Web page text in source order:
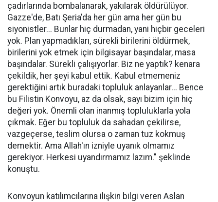
çadırlarında bombalanarak, yakılarak öldürülüyor.
Gazze'de, Batı Şeria'da her gün ama her gün bu
siyonistler... Bunlar hiç durmadan, yani hiçbir geceleri
yok. Plan yapmadıkları, sürekli birilerini öldürmek,
birilerini yok etmek için bilgisayar başındalar, masa
başındalar. Sürekli çalışıyorlar. Biz ne yaptık? kenara
çekildik, her şeyi kabul ettik. Kabul etmemeniz
gerektiğini artık buradaki topluluk anlayanlar... Bence
bu Filistin Konvoyu, az da olsak, sayı bizim için hiç
değeri yok. Önemli olan inanmış topluluklarla yola
çıkmak. Eğer bu topluluk da sahadan çekilirse,
vazgeçerse, teslim olursa o zaman tuz kokmuş
demektir. Ama Allah'ın izniyle uyanık olmamız
gerekiyor. Herkesi uyandırmamız lazım." şeklinde
konuştu.
Konvoyun katılımcılarına ilişkin bilgi veren Aslan